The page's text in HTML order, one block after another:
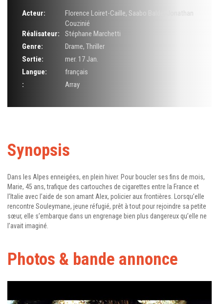
Acteur: Florence Loiret-Caille, Saabo Balde
Jonathan
Couzinié
Réalisateur:
Stéphane Marchetti
Genre:
Drame, Thriller
Sortie:
mer. 17 Jan.
Langue:
français
:
Array
Synopsis
Dans les Alpes enneigées, en plein hiver. Pour boucler ses fins de mois,
Marie, 45 ans, trafique des cartouches de cigarettes entre la France et
l’Italie avec l’aide de son amant Alex, policier aux frontières. Lorsqu’elle
rencontre Souleymane, jeune réfugié, prêt à tout pour rejoindre sa petite
sœur, elle s’embarque dans un engrenage bien plus dangereux qu’elle ne
l’avait imaginé.
Photos & bande annonce